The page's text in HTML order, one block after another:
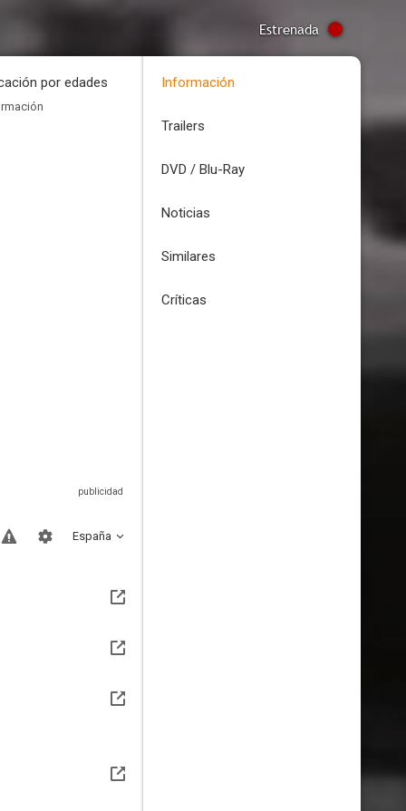
Estrenada
por edades
España
Información
Trailers
DVD / Blu-Ray
Noticias
Similares
Críticas